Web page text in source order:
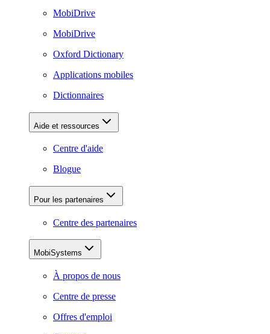
MobiDrive
MobiDrive
Oxford Dictionary
Applications mobiles
Dictionnaires
Aide et ressources
Centre d'aide
Blogue
Pour les partenaires
Centre des partenaires
MobiSystems
À propos de nous
Centre de presse
Offres d'emploi